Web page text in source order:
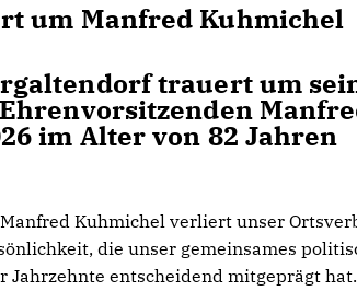
um Manfred Kuhmichel
trauert um
im Alter von 82 Jahren
Kuhmichel verliert unser
die unser gemeinsames
Jahrzehnte entscheidend mitgeprägt hat.